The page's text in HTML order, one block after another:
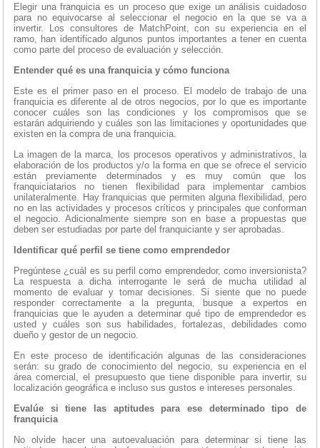
Elegir una franquicia es un proceso que exige un análisis cuidadoso
para no equivocarse al seleccionar el negocio en la que se va a
invertir. Los consultores de MatchPoint, con su experiencia en el
ramo, han identificado algunos puntos importantes a tener en cuenta
como parte del proceso de evaluación y selección.
Entender qué es una franquicia y cómo funciona
Este es el primer paso en el proceso. El modelo de trabajo de una
franquicia es diferente al de otros negocios, por lo que es importante
conocer cuáles son las condiciones y los compromisos que se
estarán adquiriendo y cuáles son las limitaciones y oportunidades que
existen en la compra de una franquicia.
La imagen de la marca, los procesos operativos y administrativos, la
elaboración de los productos y/o la forma en que se ofrece el servicio
están previamente determinados y es muy común que los
franquiciatarios no tienen flexibilidad para implementar cambios
unilateralmente. Hay franquicias que permiten alguna flexibilidad, pero
no en las actividades y procesos críticos y principales que conforman
el negocio. Adicionalmente siempre son en base a propuestas que
deben ser estudiadas por parte del franquiciante y ser aprobadas.
Identificar qué perfil se tiene como emprendedor
Pregúntese ¿cuál es su perfil como emprendedor, como inversionista?
La respuesta a dicha interrogante le será de mucha utilidad al
momento de evaluar y tomar decisiones. Si siente que no puede
responder correctamente a la pregunta, busque a expertos en
franquicias que le ayuden a determinar qué tipo de emprendedor es
usted y cuáles son sus habilidades, fortalezas, debilidades como
dueño y gestor de un negocio.
En este proceso de identificación algunas de las consideraciones
serán: su grado de conocimiento del negocio, su experiencia en el
área comercial, el presupuesto que tiene disponible para invertir, su
localización geográfica e incluso sus gustos e intereses personales.
Evalúe si tiene las aptitudes para ese determinado tipo de
franquicia
No olvide hacer una autoevaluación para determinar si tiene las